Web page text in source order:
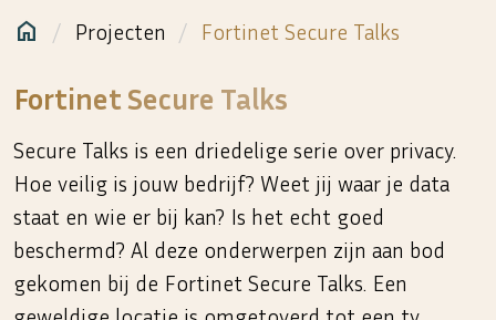
home
Marloes & Co
Projecten Fortinet Secure Talks
Fortinet Secure Talks
Secure Talks is een driedelige serie over privacy.
Hoe veilig is jouw bedrijf? Weet jij waar je data
staat en wie er bij kan? Is het echt goed
beschermd? Al deze onderwerpen zijn aan bod
gekomen bij de Fortinet Secure Talks. Een